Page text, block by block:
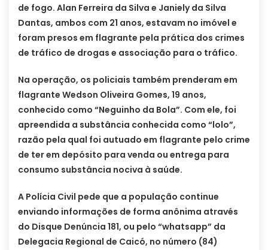
de fogo. Alan Ferreira da Silva e Janiely da Silva
Dantas, ambos com 21 anos, estavam no imóvel e
foram presos em flagrante pela prática dos crimes
de tráfico de drogas e associação para o tráfico.
Na operação, os policiais também prenderam em
flagrante Wedson Oliveira Gomes, 19 anos,
conhecido como “Neguinho da Bola”. Com ele, foi
apreendida a substância conhecida como “lolo”,
razão pela qual foi autuado em flagrante pelo crime
de ter em depósito para venda ou entrega para
consumo substância nociva à saúde.
A Polícia Civil pede que a população continue
enviando informações de forma anônima através
do Disque Denúncia 181, ou pelo “whatsapp” da
Delegacia Regional de Caicó, no número (84)